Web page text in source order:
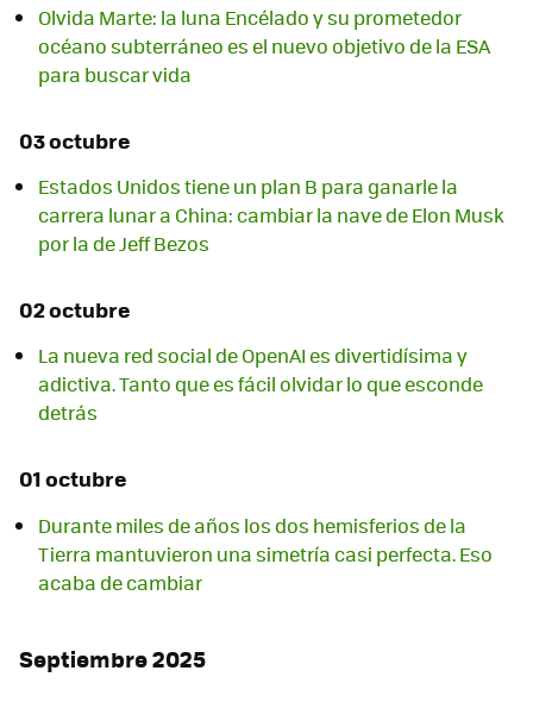
Olvida Marte: la luna Encélado y su prometedor
océano subterráneo es el nuevo objetivo de la ESA
para buscar vida
03 octubre
Estados Unidos tiene un plan B para ganarle la
carrera lunar a China: cambiar la nave de Elon Musk
por la de Jeff Bezos
02 octubre
La nueva red social de OpenAI es divertidísima y
adictiva. Tanto que es fácil olvidar lo que esconde
detrás
01 octubre
Durante miles de años los dos hemisferios de la
Tierra mantuvieron una simetría casi perfecta. Eso
acaba de cambiar
Septiembre 2025